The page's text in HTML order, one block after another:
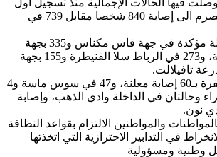
حالة ب 2 مارس المنصرم الى إصابة 840 شخصا مقابل 739 في
وبلغ المجموع 448 حالة مؤكدة في جهة فاس مكناس و335 بجهة
طنجة تطوان الحسيمة، و273 في الرباط سلا القنيطرة و155 بجهة
أما جهة بني ملال خنيفرة بـ60 إصابة معلنة، و47 في سوس ماسة و4
وحالتان في الداخلة وادي الذهب، وإصابة
نون.
والمواطنين الالتزام بقواعد النظافة
في التدابير الاحترازية التي اتخذتها
وطنية ومسؤولية